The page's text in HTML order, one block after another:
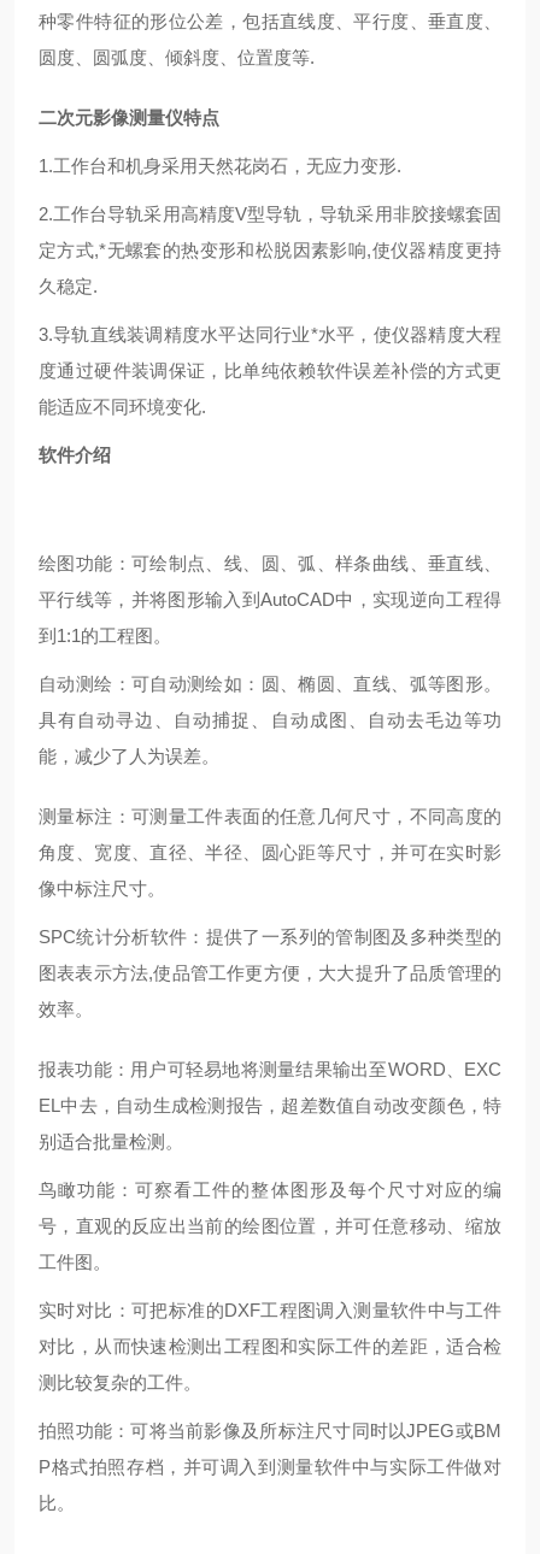
种零件特征的形位公差，包括直线度、平行度、垂直度、
圆度、圆弧度、倾斜度、位置度等.
二次元影像测量仪特点
1.工作台和机身采用天然花岗石，无应力变形.
2.工作台导轨采用高精度V型导轨，导轨采用非胶接螺套固
定方式,*无螺套的热变形和松脱因素影响,使仪器精度更持
久稳定.
3.导轨直线装调精度水平达同行业*水平，使仪器精度大程
度通过硬件装调保证，比单纯依赖软件误差补偿的方式更
能适应不同环境变化.
软件介绍
绘图功能：可绘制点、线、圆、弧、样条曲线、垂直线、
平行线等，并将图形输入到AutoCAD中，实现逆向工程得
到1:1的工程图。
自动测绘：可自动测绘如：圆、椭圆、直线、弧等图形。
具有自动寻边、自动捕捉、自动成图、自动去毛边等功
能，减少了人为误差。
测量标注：可测量工件表面的任意几何尺寸，不同高度的
角度、宽度、直径、半径、圆心距等尺寸，并可在实时影
像中标注尺寸。
SPC统计分析软件：提供了一系列的管制图及多种类型的
图表表示方法,使品管工作更方便，大大提升了品质管理的
效率。
报表功能：用户可轻易地将测量结果输出至WORD、EXC
EL中去，自动生成检测报告，超差数值自动改变颜色，特
别适合批量检测。
鸟瞰功能：可察看工件的整体图形及每个尺寸对应的编
号，直观的反应出当前的绘图位置，并可任意移动、缩放
工件图。
实时对比：可把标准的DXF工程图调入测量软件中与工件
对比，从而快速检测出工程图和实际工件的差距，适合检
测比较复杂的工件。
拍照功能：可将当前影像及所标注尺寸同时以JPEG或BM
P格式拍照存档，并可调入到测量软件中与实际工件做对
比。